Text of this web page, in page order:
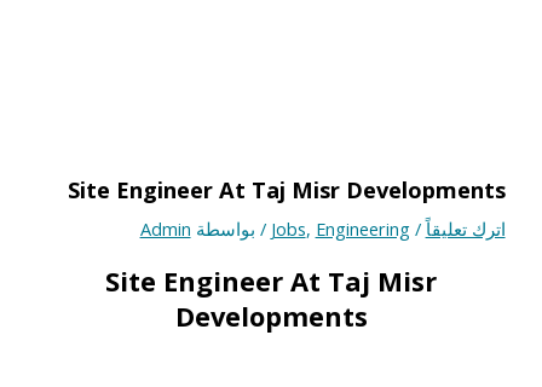
Site Engineer At Taj Misr Developments
اترك تعليقاً /
Jobs, Engineering / بواسطة Admin
Site Engineer At Taj Misr
Developments